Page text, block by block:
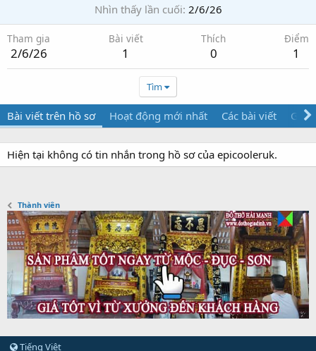
Nhìn thấy lần cuối 2/6/26
Tham gia
2/6/26
Bài viết
1
Thích
0
Điểm
1
Tìm
Bài viết trên hồ sơ Hoạt động mới nhất Các bài viết Giới
Hiện tại không có tin nhắn trong hồ sơ của epicooleruk.
Thành viên
Tiếng Việt